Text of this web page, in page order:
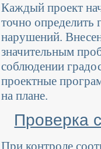
Каждый проект
точно определить
нарушений.
значительным
соблюдении
проектные
на плане.
Проверка
При контроле